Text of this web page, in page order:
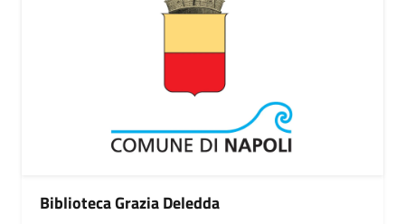
Biblioteca Grazia Deledda